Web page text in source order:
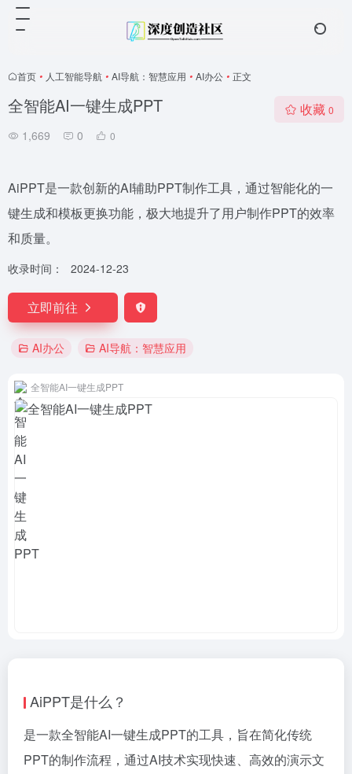
首页 • 人工智能导航 • AI导航：智慧应用 • AI办公 • 正文
全智能AI一键生成PPT
1,669 0 0
收藏 0
AiPPT是一款创新的AI辅助PPT制作工具，通过智能化的一
键生成和模板更换功能，极大地提升了用户制作PPT的效率
和质量。
收录时间： 2024-12-23
立即前往
AI办公 AI导航：智慧应用
全智能AI一键生成PPT
AiPPT是什么？
是一款全智能AI一键生成PPT的工具，旨在简化传统
PPT的制作流程，通过AI技术实现快速、高效的演示文